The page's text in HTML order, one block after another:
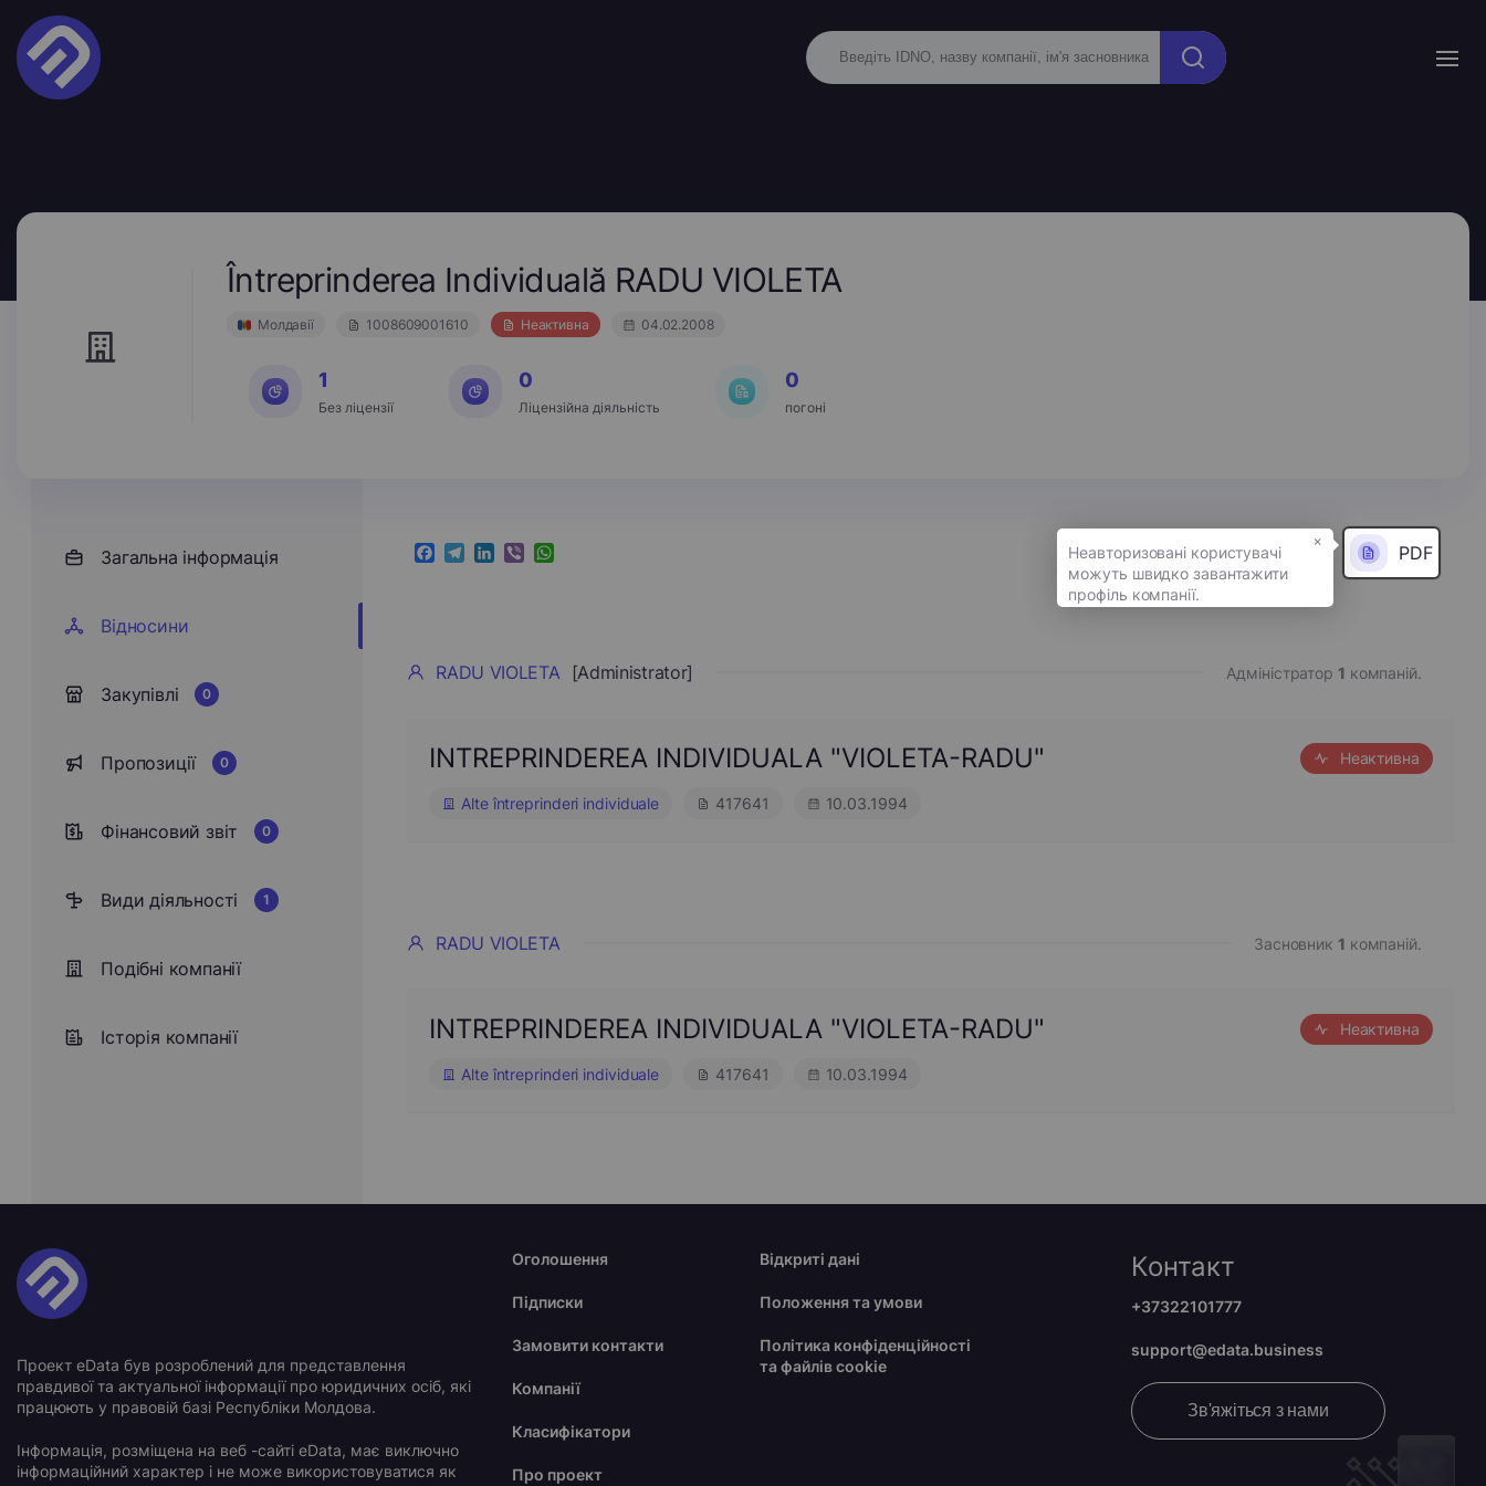
Întreprinderea Individuală RADU VIOLETA
Молдавії 1008609001610 Неактивна 04.02.2008
1
Без ліцензії
0
Ліцензійна діяльність
0
погоні
Загальна інформація
Відносини
Закупівлі 0
Пропозиції 0
Фінансовий звіт 0
Види діяльності 1
Подібні компанії
Історія компанії
Facebook
Telegram
LinkedIn
ViberWhatsApp PDF
RADU VIOLETA [Administrator] Адміністратор 1 компаній.
INTREPRINDEREA INDIVIDUALA "VIOLETA-RADU" Неактивна
Alte întreprinderi individuale 417641 10.03.1994
RADU VIOLETA Засновник 1 компаній.
INTREPRINDEREA INDIVIDUALA "VIOLETA-RADU" Неактивна
Alte întreprinderi individuale 417641 10.03.1994
Проект eData був розроблений для представлення
правдивої та актуальної інформації про юридичних осіб, які
працюють у правовій базі Республіки Молдова.
Інформація, розміщена на веб -сайті eData, має виключно
інформаційний характер і не може використовуватися як
Оголошення
Підписки
Замовити контакти
Компанії
Класифікатори
Про проект
Відкриті дані
Положення та умови
Політика конфіденційності
та файлів cookie
Контакт
+37322101777
support@edata.business
Зв'яжіться з нами
×